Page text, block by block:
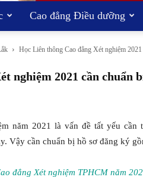
Cao đẳng Điều dưỡng
Học Liên thông Cao đẳng Xét nghiệm 2021
nghiệm 2021 cần chuẩn
năm 2021 là vấn đề tất yếu
Vậy cần chuẩn bị hồ sơ đăng ký
đẳng Xét nghiệm TPHCM năm